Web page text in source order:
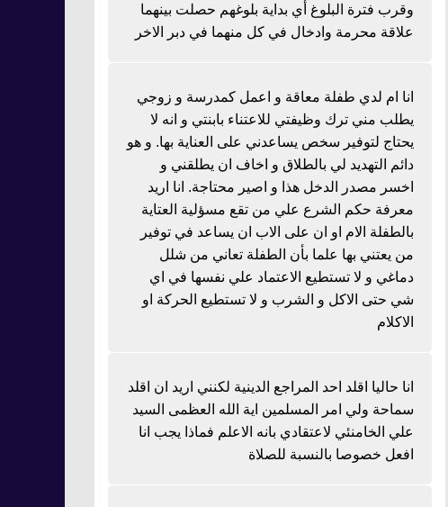
وقرب فترة البلوغ أي بداية بلوغهم حصلت بينهما
علاقة محرمة وادخال في كل منهما في دبر الاخر
انا ام لدي طفلة معاقة و اعمل كمدرسة و زوجي
يطلب مني ترك وظيفتي للاعتناء بابنتي و انه لا
يحتاج لتوفير سخص يساعدني على العناية بها. و هو
دائم التهديد لي بالطلاق و اخاف ان يطلقني و
اخسر مصدر الدخل هذا و اصير محتاجة. انا اريد
معرفة حكم الشرع علي من تقع مسؤلية العتاية
بالطفلة الام او ان على الاب ان يساعد في توفير
من يعتني بها علما بأن الطفلة تعاني من شلل
دماغي و لا تستطيع الاعتماد علي نفسها في اي
شي حتى الاكل و الشرب و لا تستطيع الحركة او
الاكلام
انا حاليا اقلد احد المراجع الدينية لكنني اريد ان اقلد
سماحة ولي امر المسلمين اية الله العظمى السيد
علي الخامنئي لاعتقادي بانه الاعلم فماذا يجب انا
افعل خصوصا بالنسبة للصلاة